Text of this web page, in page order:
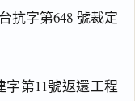
抗字第648 號裁定
字第11號返還工程